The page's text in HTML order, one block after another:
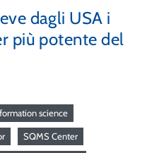
dagli USA i
più potente del
science
SQMS Center